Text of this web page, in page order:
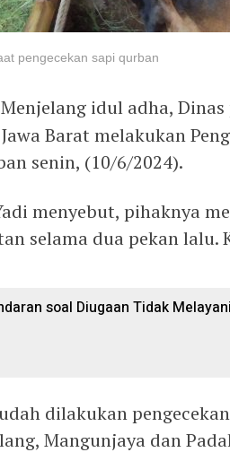
pengecekan sapi qurban
idul adha,
Barat melakukan
senin, (10/6/2024).
menyebut, pihaknya
selama dua pekan lalu.
soal Diugaan Tidak Melayani
dilakukan
Mangunjaya dan